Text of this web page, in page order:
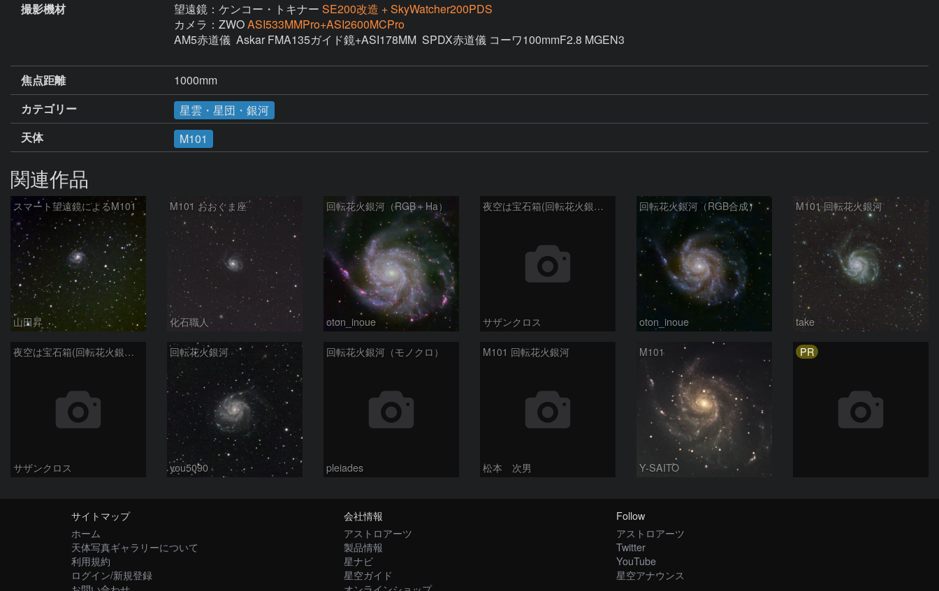
撮影機材
望遠鏡：ケンコー・トキナー SE200改造 + SkyWatcher200PDS
カメラ：ZWOASI533MMPro+ASI2600MCPro
AM5赤道儀  Askar FMA135ガイド鏡+ASI178MM  SPDX赤道儀 コーワ100mmF2.8 MGEN3
焦点距離
1000mm
カテゴリー
星雲・星団・銀河
天体
M101
関連作品
スマート望遠鏡によるM101
山田昇
M101 おおぐま座
化石職人
回転花火銀河（RGB＋Ha）
oton_inoue
夜空は宝石箱(回転花火銀河 M101) Seestar50
サザンクロス
回転花火銀河（RGB合成）
oton_inoue
M101 回転花火銀河
take
夜空は宝石箱(回転花火銀河 M101) Seestar50
サザンクロス
回転花火銀河
you5090
回転花火銀河（モノクロ）
pleiades
M101 回転花火銀河
松本 次男
M101
Y-SAITO
PR
サイトマップ
ホーム
天体写真ギャラリーについて
利用規約
ログイン/新規登録
会社情報
アストロアーツ
製品情報
星ナビ
星空ガイド
Follow
アストロアーツ
Twitter
YouTube
星空アナウンス